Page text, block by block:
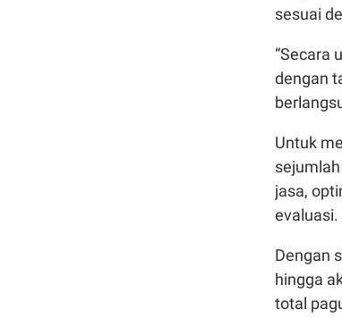
sesuai
“Secara
dengan
Untuk
jasa,
evaluasi.
Dengan
hingga
total